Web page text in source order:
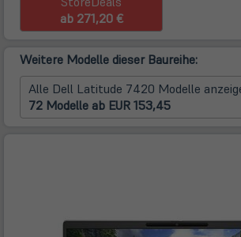
ab 271,20 €
Weitere Modelle dieser Baureihe:
Alle Dell Latitude 7420 Modelle
72 Modelle ab EUR 153,45